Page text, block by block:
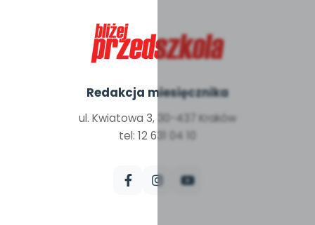
Redakcja miesięcznika
ul. Kwiatowa 3, 30-437 Kraków
tel: 12 631 04 10